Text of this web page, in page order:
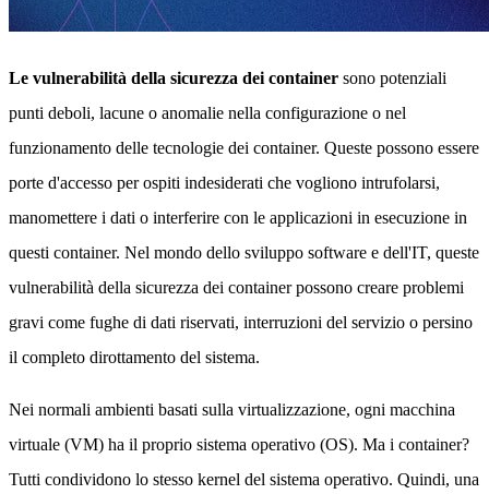
Le vulnerabilità della sicurezza dei container sono potenziali
punti deboli, lacune o anomalie nella configurazione o nel
funzionamento delle tecnologie dei container. Queste possono essere
porte d'accesso per ospiti indesiderati che vogliono intrufolarsi,
manomettere i dati o interferire con le applicazioni in esecuzione in
questi container. Nel mondo dello sviluppo software e dell'IT, queste
vulnerabilità della sicurezza dei container possono creare problemi
gravi come fughe di dati riservati, interruzioni del servizio o persino
il completo dirottamento del sistema.
Nei normali ambienti basati sulla virtualizzazione, ogni macchina
virtuale (VM) ha il proprio sistema operativo (OS). Ma i container?
Tutti condividono lo stesso kernel del sistema operativo. Quindi, una